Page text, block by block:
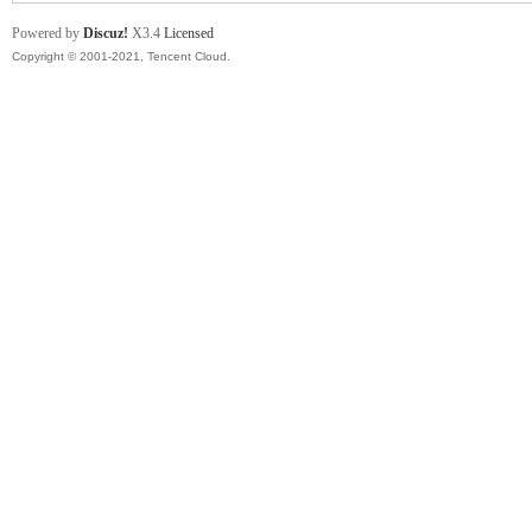
Powered by Discuz! X3.4 Licensed
Copyright © 2001-2021, Tencent Cloud.